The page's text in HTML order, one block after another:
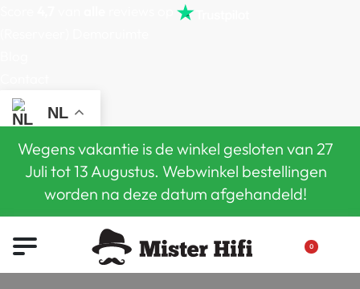
NL
Wegens vakantie is de winkel gesloten van 27
Juli tot 13 Augustus. Webwinkel bestellingen
worden na deze datum afgehandeld!
0